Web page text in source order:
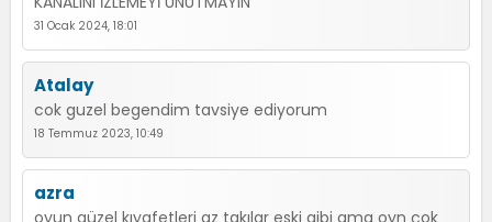
31 Ocak 2024, 18:01
Atalay
cok guzel begendim tavsiye ediyorum
18 Temmuz 2023, 10:49
azra
oyun güzel kıyafetleri az takılar eski gibi ama oyn çok